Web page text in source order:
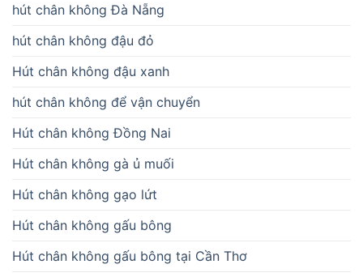
hút chân không Đà Nẵng
hút chân không đậu đỏ
Hút chân không đậu xanh
hút chân không để vận chuyển
Hút chân không Đồng Nai
Hút chân không gà ủ muối
Hút chân không gạo lứt
Hút chân không gấu bông
Hút chân không gấu bông tại Cần Thơ